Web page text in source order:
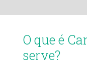
O que é
serve?